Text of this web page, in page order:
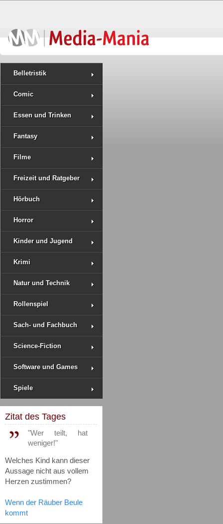
Belletristik
Comic
Essen und Trinken
Fantasy
Filme
Freizeit und Ratgeber
Hörbuch
Horror
Kinder und Jugend
Krimi
Natur und Technik
Rollenspiel
Sach- und Fachbuch
Science-Fiction
Software und Games
Spiele
Zitat des Tages
"Wer teilt, hat
weniger!"
Welches Kind kann dieser
Aussage nicht aus vollem
Herzen zustimmen?
Wenn der Räuber Beule
kommt